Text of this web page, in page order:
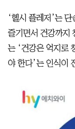
‘헬시 플레저’는
즐기면서 건강까지
는 ‘건강은 억지로
야 한다’는 인식이